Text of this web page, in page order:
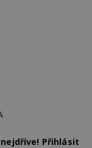
Přihlásit